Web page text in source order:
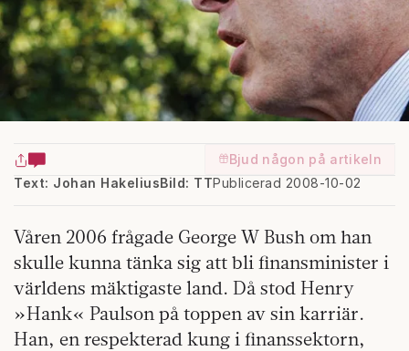
Bjud någon på artikeln
Text: Johan Hakelius
Publicerad 2008-10-02
Bild: TT
Våren 2006 frågade George W Bush om han
skulle kunna tänka sig att bli finansminister i
världens mäktigaste land. Då stod Henry
»Hank« Paulson på toppen av sin karriär.
Han, en respekterad kung i finanssektorn,